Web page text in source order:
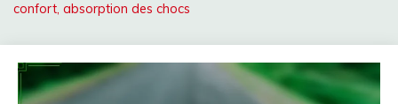
confort, absorption des chocs